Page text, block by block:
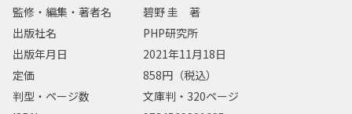
監修・編集・著者名
碧野 圭 著
出版社名
PHP研究所
出版年月日
2021年11月18日
定価
858円（税込）
判型・ページ数
文庫判・320ページ